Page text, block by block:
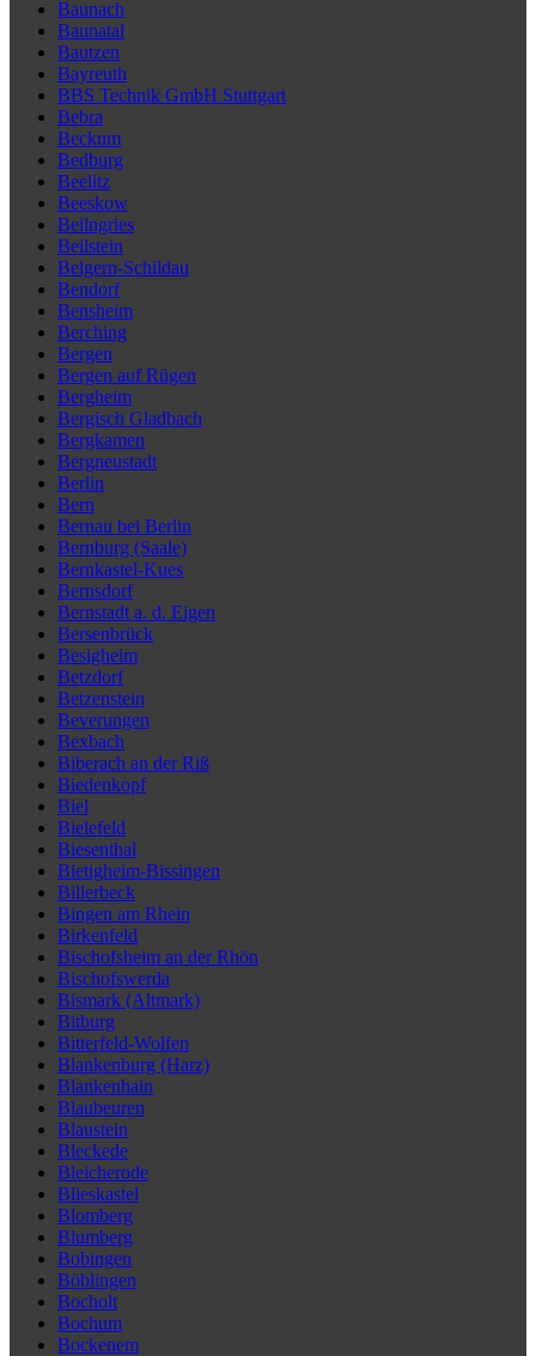
Baunach
Baunatal
Bautzen
Bayreuth
BBS Technik GmbH Stuttgart
Bebra
Beckum
Bedburg
Beelitz
Beeskow
Beilngries
Beilstein
Belgern-Schildau
Bendorf
Bensheim
Berching
Bergen
Bergen auf Rügen
Bergheim
Bergisch Gladbach
Bergkamen
Bergneustadt
Berlin
Bern
Bernau bei Berlin
Bernburg (Saale)
Bernkastel-Kues
Bernsdorf
Bernstadt a. d. Eigen
Bersenbrück
Besigheim
Betzdorf
Betzenstein
Beverungen
Bexbach
Biberach an der Riß
Biedenkopf
Biel
Bielefeld
Biesenthal
Bietigheim-Bissingen
Billerbeck
Bingen am Rhein
Birkenfeld
Bischofsheim an der Rhön
Bischofswerda
Bismark (Altmark)
Bitburg
Bitterfeld-Wolfen
Blankenburg (Harz)
Blankenhain
Blaubeuren
Blaustein
Bleckede
Bleicherode
Blieskastel
Blomberg
Blumberg
Bobingen
Böblingen
Bocholt
Bochum
Bockenem